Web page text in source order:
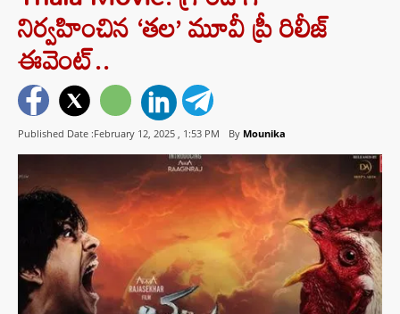
నిర్వహించిన ‘తల’ మూవీ ప్రీ రిలీజ్
ఈవెంట్..
Published Date :February 12, 2025 , 1:53 PM By Mounika